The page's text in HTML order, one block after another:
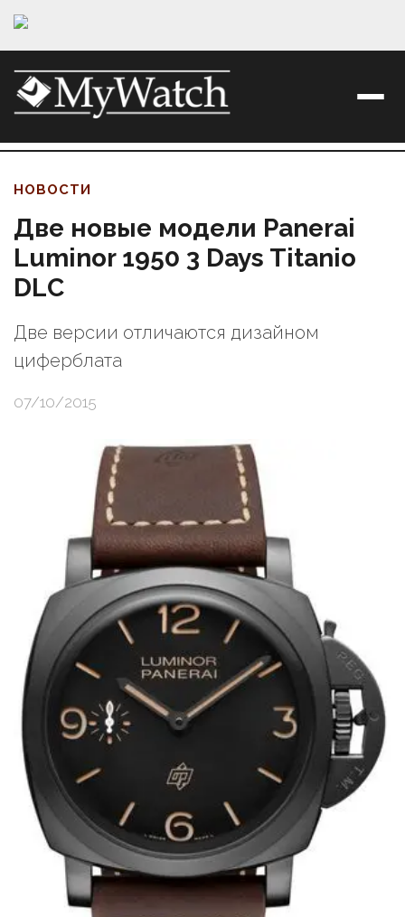
НОВОСТИ
Две новые модели Panerai
Luminor 1950 3 Days Titanio
DLC
Две версии отличаются дизайном
циферблата
07/10/2015